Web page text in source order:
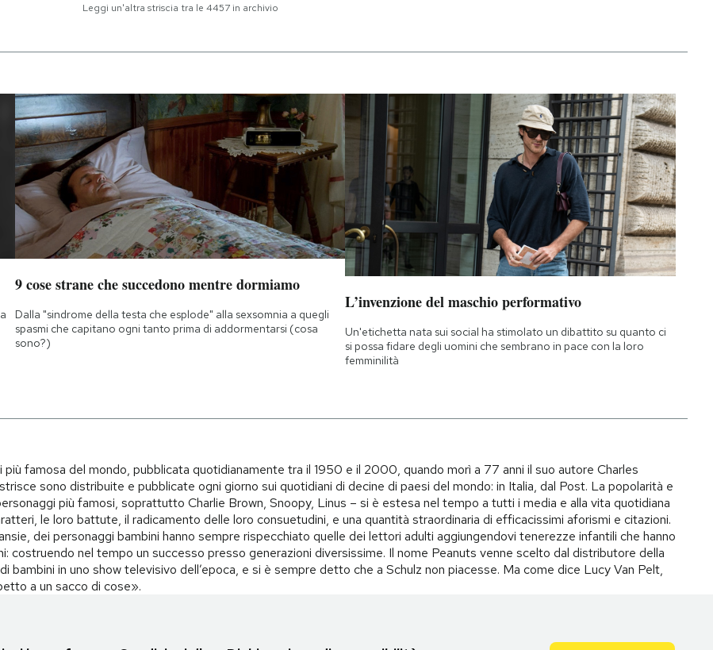
Leggi un'altra striscia tra le 4457in archivio
9 cose strane che succedono mentre dormiamo
Dalla "sindrome della testa che esplode" alla sexsomnia a quegli
spasmi che capitano ogni tanto prima di addormentarsi (cosa
sono?)
L’invenzione del maschio performativo
Un'etichetta nata sui social ha stimolato un dibattito su quanto ci
si possa fidare degli uomini che sembrano in pace con la loro
femminilità
famosa del mondo, pubblicata quotidianamente tra il 1950 e il 2000, quando morì a 77 anni il suo autore Charles
sono distribuite e pubblicate ogni giorno sui quotidiani di decine di paesi del mondo: in Italia, dal Post. La popolarità e
più famosi, soprattutto Charlie Brown, Snoopy, Linus – si è estesa nel tempo a tutti i media e alla vita quotidiana
le loro battute, il radicamento delle loro consuetudini, e una quantità straordinaria di efficacissimi aforismi e citazioni.
dei personaggi bambini hanno sempre rispecchiato quelle dei lettori adulti aggiungendovi tenerezze infantili che hanno
costruendo nel tempo un successo presso generazioni diversissime. Il nome Peanuts venne scelto dal distributore della
bambini in uno show televisivo dell’epoca, e si è sempre detto che a Schulz non piacesse. Ma come dice Lucy Van Pelt,
a un sacco di cose».